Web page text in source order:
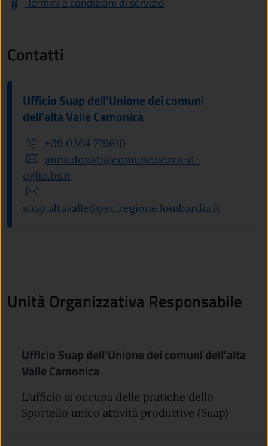
Contatti
Ufficio Suap dell'Unione dei comuni
dell'alta Valle Camonica
+39 0364 779610
anna.donati@comune.vezza-d-
oglio.bs.it
suap.altavalle@pec.regione.lombardia.it
Unità Organizzativa Responsabile
Ufficio Suap dell'Unione dei comuni dell'alta
Valle Camonica
L'ufficio si occupa delle pratiche dello
Sportello unico attività produttive (Suap)